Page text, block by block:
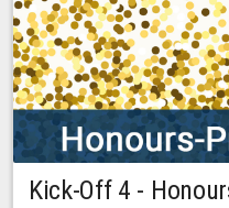
Kick-Off 4 -